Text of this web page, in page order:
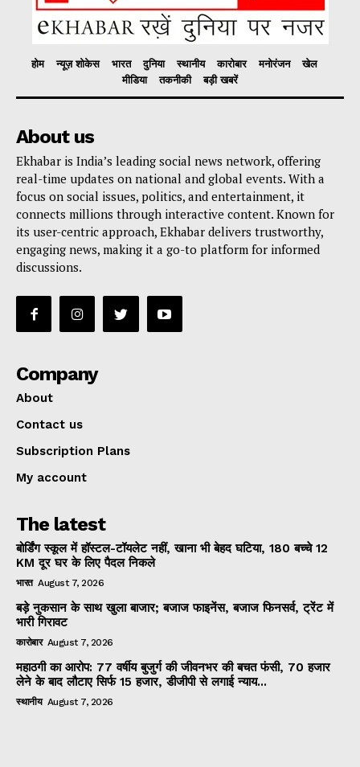
होम न्यूज़ शोकेस भारत दुनिया स्थानीय कारोबार मनोरंजन
खेल
मीडिया
तकनीकी बड़ी खबरें
About us
Ekhabar is India’s leading social news network, offering
real-time updates on national and global events. With a
focus on social issues, politics, and entertainment, it
connects millions through interactive content. Known for
its user-centric approach, Ekhabar delivers trustworthy,
engaging news, making it a go-to platform for informed
discussions.
Company
About
Contact us
Subscription Plans
My account
The latest
बोर्डिंग स्कूल में हॉस्टल-टॉयलेट नहीं, खाना भी बेहद घटिया, 180 बच्चे 12
KM दूर घर के लिए पैदल निकले
भारत August 7, 2026
बड़े नुकसान के साथ खुला बाजार; बजाज फाइनेंस, बजाज फिनसर्व, ट्रेंट में
भारी गिरावट
कारोबार August 7, 2026
महाठगी का आरोप: 77 वर्षीय बुजुर्ग की जीवनभर की बचत फंसी, 70 हजार
लेने के बाद लौटाए सिर्फ 15 हजार, डीजीपी से लगाई न्याय...
स्थानीय August 7, 2026